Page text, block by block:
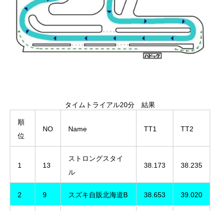
タイムトライアル20分 結果
順
位
NO Name TT1 TT2
1 13
ストロングスタイ
ル
38.173 38.235
2 9 スズキ自販北海道B 38.653 39.020